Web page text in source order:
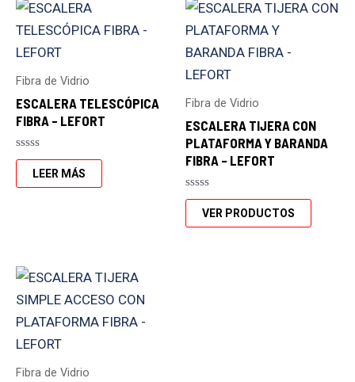
Fibra de Vidrio
ESCALERA TELESCÓPICA
FIBRA – LEFORT
Valorado
con
de
LEER MÁS
Fibra de Vidrio
ESCALERA TIJERA CON
PLATAFORMA Y BARANDA
FIBRA – LEFORT
Valorado
con
de
VER PRODUCTOS
Fibra de Vidrio